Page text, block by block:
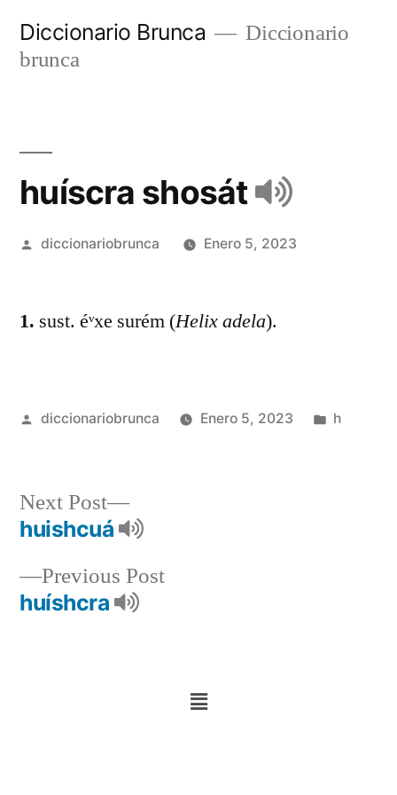
Diccionario Brunca
Diccionario
brunca
huíscra shosát
diccionariobrunca Enero 5, 2023
1. sust. éᵛxe surém (Helix adela).
diccionariobrunca Enero 5, 2023 h
Previous Post
huíshcra
Next Post
huishcuá